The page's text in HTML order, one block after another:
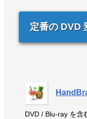
定番の DVD
DVD / Blu-ray を含